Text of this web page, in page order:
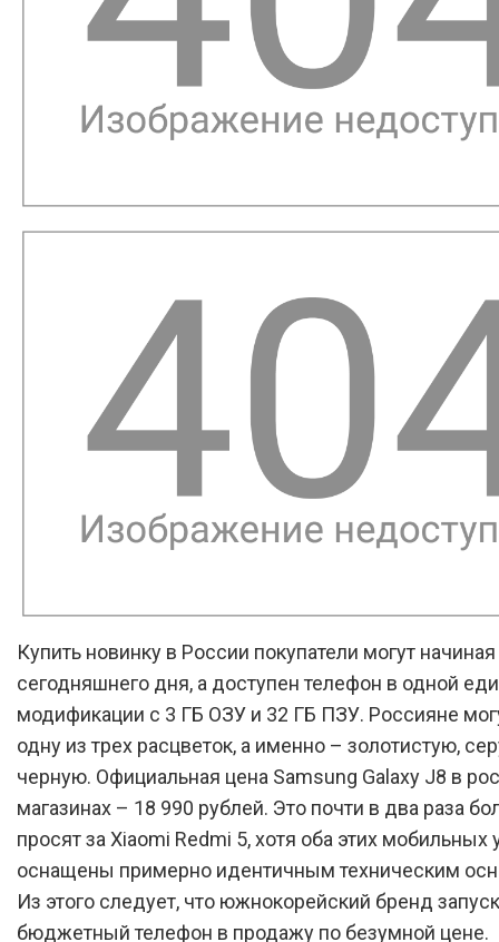
Купить новинку в России покупатели могут
сегодняшнего дня, а доступен телефон в одной
модификации с 3 ГБ ОЗУ и 32 ГБ ПЗУ. Россияне
одну из трех расцветок, а именно – золотистую,
черную. Официальная цена Samsung Galaxy J8 в
магазинах – 18 990 рублей. Это почти в два раза
просят за Xiaomi Redmi 5, хотя оба этих мобильных
оснащены примерно идентичным техническим
Из этого следует, что южнокорейский бренд
бюджетный телефон в продажу по безумной цене.